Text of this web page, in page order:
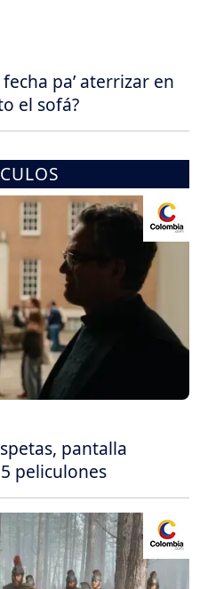
pa’ aterrizar en
el sofá?
pantalla
peliculones